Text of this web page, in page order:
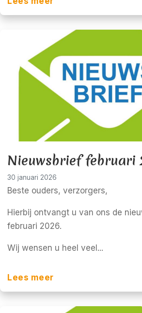
Nieuwsbrief februari
30 januari 2026
Beste ouders, verzorgers,
Hierbij ontvangt u van ons de
februari 2026.
Wij wensen u heel veel...
Lees meer